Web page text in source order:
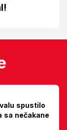
spustilo
sa nečakane